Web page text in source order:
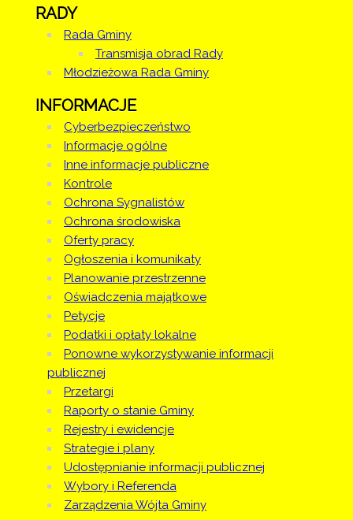
dostępności
podmiotu
publicznego -
Szkoła
Podstawowa
w
Święciechowie
Raport o
stanie
zapewnienia
dostępności
podmiotu
publicznego -
OSP
Święciechowa
Raport o
stanie
zapewnienia
dostępności
podmiotu
publicznego -
Szkoła
Podstawowa
w Długiem
Starem
Raport o
stanie
zapewnienia
dostępności
podmiotu
RADY
Rada Gminy
Transmisja obrad Rady
Młodzieżowa Rada Gminy
INFORMACJE
Cyberbezpieczeństwo
Informacje ogólne
Inne informacje publiczne
Kontrole
Ochrona Sygnalistów
Ochrona środowiska
Oferty pracy
Ogłoszenia i komunikaty
Planowanie przestrzenne
Oświadczenia majątkowe
Petycje
Podatki i opłaty lokalne
Ponowne wykorzystywanie informacji
publicznej
Przetargi
Raporty o stanie Gminy
Rejestry i ewidencje
Strategie i plany
Udostępnianie informacji publicznej
Wybory i Referenda
Zarządzenia Wójta Gminy